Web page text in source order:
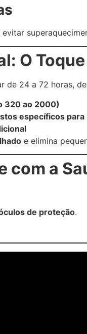
O
de 24 a 72 horas,
320 ao 2000)
específicos para
e elimina
com a
de proteção.